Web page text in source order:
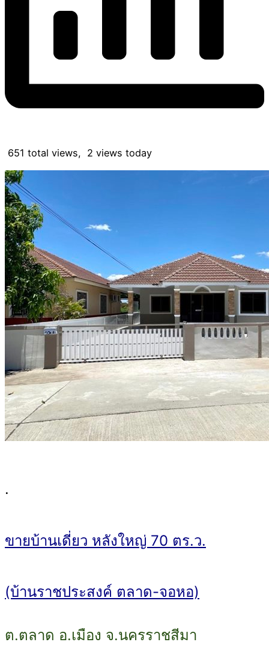
651 total views, 2 views today
.
ขายบ้านเดี่ยว หลังใหญ่ 70 ตร.ว.
(บ้านราชประสงค์ ตลาด-จอหอ)
ต.ตลาด อ.เมือง จ.นครราชสีมา